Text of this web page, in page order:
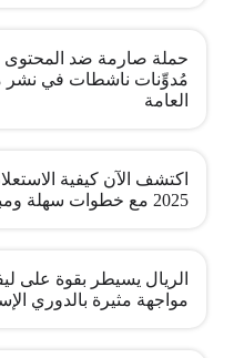
حملة صارمة ضد المحتوى
مُدوِّنات ناشطات في نشر
العامة
اكتشف الآن كيفية
2025 مع خطوات سهلة ومباشرة
الريال يسيطر بقوة على
مواجهة مثيرة بالدوري